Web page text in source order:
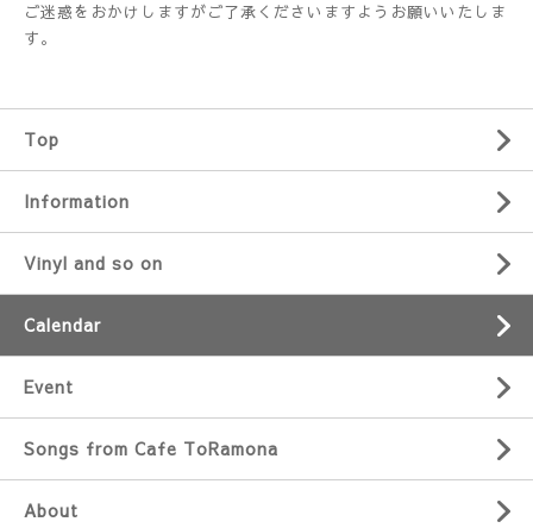
ご迷惑をおかけしますがご了承くださいますようお願いいたしま
す。
Top
Information
Vinyl and so on
Calendar
Event
Songs from Cafe ToRamona
About